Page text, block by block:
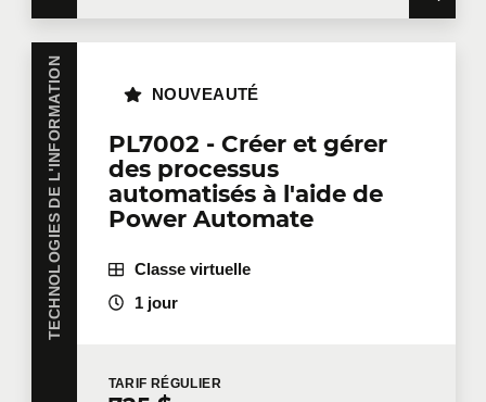
TECHNOLOGIES DE L'INFORMATION
PL7002 - Créer et gérer
des processus
automatisés à l'aide de
Power Automate
NOUVEAUTÉ
Classe virtuelle
1 jour
TARIF RÉGULIER